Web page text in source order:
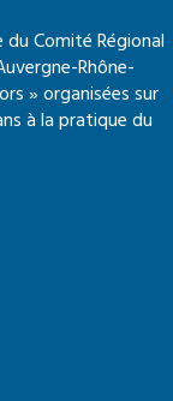
Comité Régional
Rhône-
» organisées sur
à la pratique du